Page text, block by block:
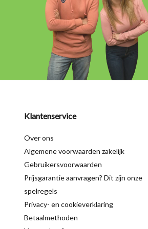
Klantenservice
Over ons
Algemene voorwaarden zakelijk
Gebruikersvoorwaarden
Prijsgarantie aanvragen? Dit zijn onze
spelregels
Privacy- en cookieverklaring
Betaalmethoden